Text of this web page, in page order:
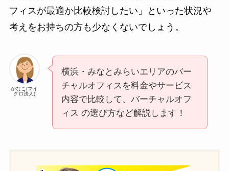
フィスが最適か比較検討したい」といった状況や
考えをお持ちの方も少なくないでしょう。
かなこ(マイ
クロ法人)
横浜・みなとみらいエリアのバー
チャルオフィスを料金やサービス
内容で比較して、バーチャルオフ
ィス の選び方など解説します！